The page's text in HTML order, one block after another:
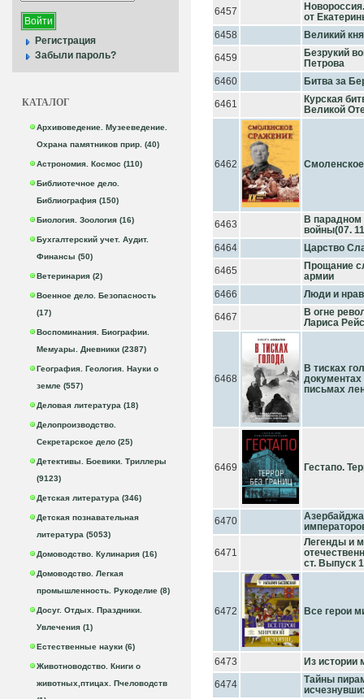
Регистрация
Забыли пароль?
КАТАЛОГ
Архивоведение. Музееведение.
Охрана памятников прир. (40)
Астрономия. Космос (110)
Библиотечное дело.
Библиография (150)
Биология. Зоология (16)
Бухгалтерский учет. Аудит.
Финансы (50)
Ветеринария (2)
Военное дело. Безопасность
(17)
Воспоминания. Биографии.
Мемуары. Дневники (2387)
География. Геология. Науки о
земле (557)
Деловая литература (18)
Делопроизводство.
Секретарское дело (25)
Детективы. Боевики. Триллеры
(9123)
Детская литература (346)
Детская познавательная
литература (5053)
Домоводство. Кулинария (16)
Домоводство. Легкая
промышленность. Рукоделие (8)
Досуг. Отдых. Праздники.
Увлечения (1)
Естественные науки (6)
Животноводство. Книги о
животных,птицах. Пчеловодств
6457
от
6458
Великий
6459
Безрукий
Петрова
6460
Битва за
6461
Курская
Великой
6462
6463
В
войны(07.
6464
Царство
6465
Прощание
армии
6466
Люди и
6467
В огне
Лариса
6468
В тисках
письмах
6469 Гестапо.
6470
6471
Легенды и
ст. Выпуск
6472 Все герои
6473
Из истории
6474
Тайны